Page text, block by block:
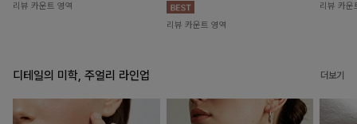
리뷰 카운트 영역
리뷰 카운트 영역
리뷰 카운
디테일의 미학, 주얼리 라인업 더보기